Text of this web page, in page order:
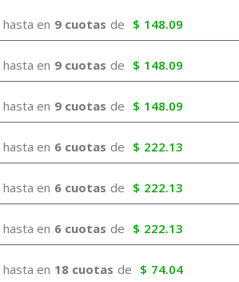
hasta en 9 cuotas de $ 148.09
hasta en 9 cuotas de $ 148.09
hasta en 9 cuotas de $ 148.09
hasta en 6 cuotas de $ 222.13
hasta en 6 cuotas de $ 222.13
hasta en 6 cuotas de $ 222.13
hasta en 18 cuotas de $ 74.04